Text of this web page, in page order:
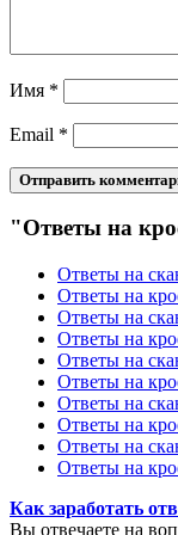
Имя *
Email *
"Ответы на
Ответы на
Ответы на
Ответы на
Ответы на
Ответы на
Ответы на
Ответы на
Ответы на
Ответы на
Ответы на
Как заработать
Вы отвечаете на